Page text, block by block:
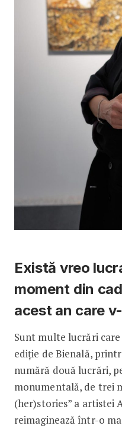
Există vreo
moment din
acest an care
Sunt multe lucrări
ediție de Bienală,
numără două lucrări,
monumentală, de trei
(her)stories” a artistei
reimaginează într-o